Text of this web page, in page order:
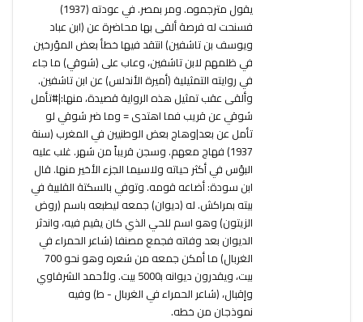
يقول مترجموه. ومر بمصر. في عودته (1937)
فسنحت له فرصة ألقى بها محاضرة عن (ابن عباد
ويوسف بن تاشفين) انتقد فيها خطأ بعض المؤرخين
في ظلمهم لابن تاشفين، وعاب على (شوقي) ما جاء
في روايته التمثيلية (أميرة الأندلس) عن ابن تاشفين.
وألقى عقب تمثيل هذه الرواية قصيدة، منها:|#تأمل
شوقي عن قريب فما اهتدى = وما ضر شوقي لو
تأمل عن بعد|وهاج بعض الوطنيين في المغرب (سنة
1937) فهاج معهم. وسجن قريباً من شهر. غلب عليه
البؤس في أكثر حياته ولاسيما الجزء الأخير منها. قال
ابن سودة: أضاعه قومه. وتوفي بالسكتة القلبية في
بيته بمراكش. له (ديوان) جمعه ليطبعه باسم (روض
الزيتون) وهو اسم للحي الذي كان يقيم فيه، واندثر
الديوان بعد وفاته فجمع مصنفا (شاعر الحمراء في
الغربال) ما أمكن جمعه من شعره وهو نحو 700
بيت، ويقدرون ديوانه ب‍5000 بيت. ولأحمد الشرقاوي
وإقبال، (شاعر الحمراء في الغربال - ط) وفيه
نموذجان من خطه.